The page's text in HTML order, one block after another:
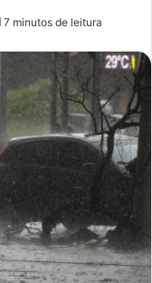
7 minutos de leitura